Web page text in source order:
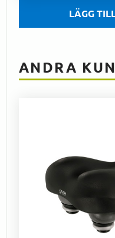
ANDRA